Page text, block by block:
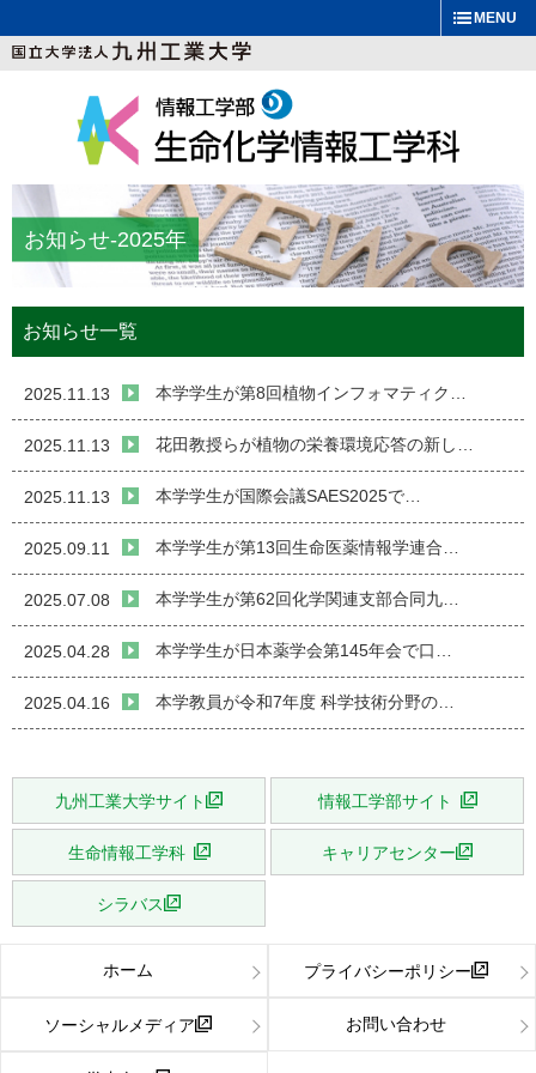
MENU
お知らせ-2025年
お知らせ一覧
2025.11.13 本学学生が第8回植物インフォマティク…
2025.11.13 花田教授らが植物の栄養環境応答の新し…
2025.11.13 本学学生が国際会議SAES2025で…
2025.09.11 本学学生が第13回生命医薬情報学連合…
2025.07.08 本学学生が第62回化学関連支部合同九…
2025.04.28 本学学生が日本薬学会第145年会で口…
2025.04.16 本学教員が令和7年度 科学技術分野の…
九州工業大学サイト 情報工学部サイト
生命情報工学科 キャリアセンター
シラバス
ホーム プライバシーポリシー
ソーシャルメディア お問い合わせ